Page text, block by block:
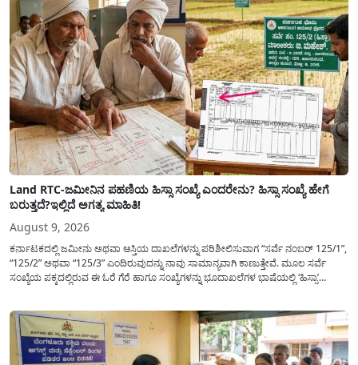
Land RTC-ಜಮೀನಿನ ಪಹಣಿಯ ಹಿಸ್ಸಾ ಸಂಖ್ಯೆ ಎಂದರೇನು? ಹಿಸ್ಸಾ ಸಂಖ್ಯೆ ಹೇಗೆ
ಬರುತ್ತದೆ?ಇಲ್ಲಿದೆ ಅಗತ್ಯ ಮಾಹಿತಿ!
August 9, 2026
ಕರ್ನಾಟಕದಲ್ಲಿ ಜಮೀನು ಅಥವಾ ಆಸ್ತಿಯ ದಾಖಲೆಗಳನ್ನು ಪರಿಶೀಲಿಸುವಾಗ “ಸರ್ವೆ ನಂಬರ್ 125/1”,
“125/2” ಅಥವಾ “125/3” ಎಂದಿರುವುದನ್ನು ನಾವು ಸಾಮಾನ್ಯ​ವಾಗಿ ಕಾಣುತ್ತೇವೆ. ಮೂಲ ಸರ್ವೆ
ಸಂಖ್ಯೆಯ ಪಕ್ಕದಲ್ಲಿರುವ ಈ ಓರೆ ಗೆರೆ ಹಾಗೂ ಸಂಖ್ಯೆಗಳನ್ನು ಭೂದಾಖಲೆಗಳ ಭಾಷೆಯಲ್ಲಿ ‘ಹಿಸ್ಸಾ’